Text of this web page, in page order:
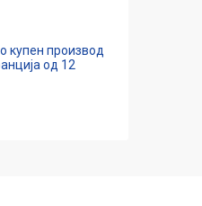
купен производ
од 12